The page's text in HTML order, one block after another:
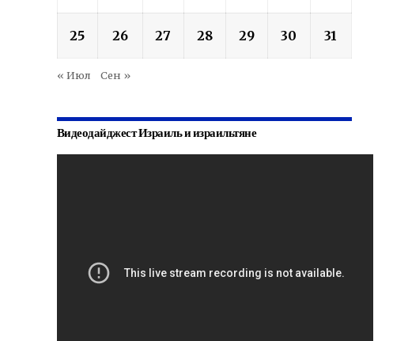
25 26 27 28 29 30 31
« Июл Сен »
Видеодайджест Израиль и израильтяне